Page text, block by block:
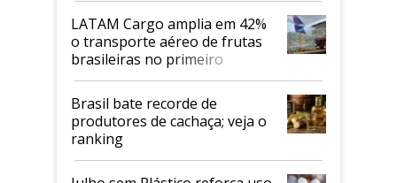
LATAM Cargo amplia em 42%
o transporte aéreo de frutas
brasileiras no primeiro
semestre
Brasil bate recorde de
produtores de cachaça; veja o
ranking